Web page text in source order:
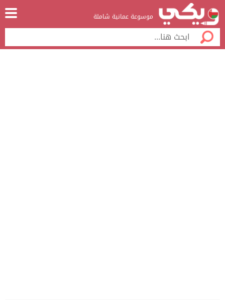
موسوعة عمانية شاملة